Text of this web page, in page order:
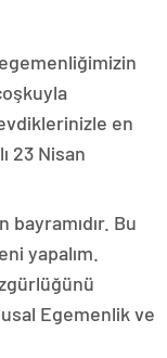
en
23 Nisan
bayramıdır. Bu
yapalım.
Egemenlik ve